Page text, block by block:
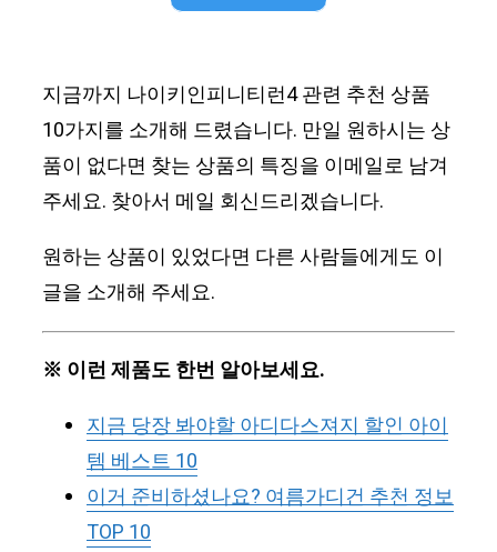
지금까지 나이키인피니티런4 관련 추천 상품
10가지를 소개해 드렸습니다. 만일 원하시는 상
품이 없다면 찾는 상품의 특징을 이메일로 남겨
주세요. 찾아서 메일 회신드리겠습니다.
원하는 상품이 있었다면 다른 사람들에게도 이
글을 소개해 주세요.
※ 이런 제품도 한번 알아보세요.
지금 당장 봐야할 아디다스져지 할인 아이
템 베스트 10
이거 준비하셨나요? 여름가디건 추천 정보
TOP 10